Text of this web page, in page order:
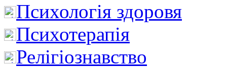
Психологія здоровя
Психотерапія
Релігіознавство